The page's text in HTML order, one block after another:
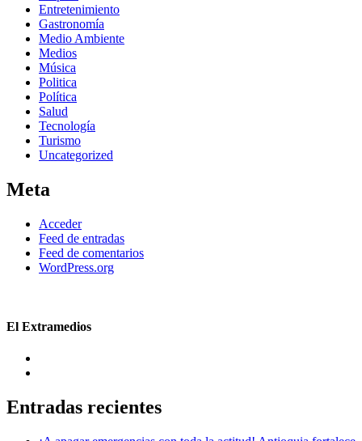
Entretenimiento
Gastronomía
Medio Ambiente
Medios
Música
Politica
Política
Salud
Tecnología
Turismo
Uncategorized
Meta
Acceder
Feed de entradas
Feed de comentarios
WordPress.org
El Extramedios
Entradas recientes